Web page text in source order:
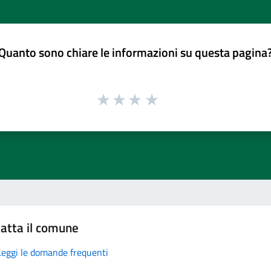
sono chiare le informazioni su questa
il comune
le domande frequenti